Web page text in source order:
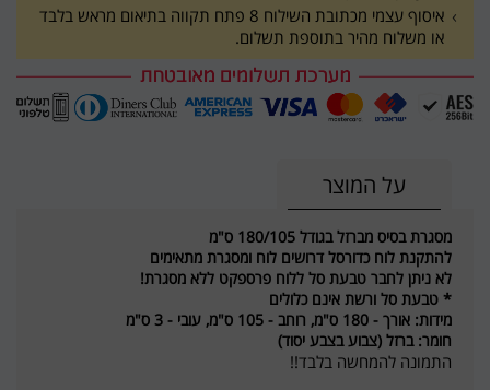
איסוף עצמי מכתובת השילוח 8 פתח תקווה בתיאום מראש בלבד
או משלוח מהיר בתוספת תשלום.
על המוצר
מסגרת בסיס מברזל בגודל 180/105 ס"מ
להתקנת לוח כדורסל דרושים לוח ומסגרת מתאימים
לא ניתן לחבר טבעת סל ללוח פרספקט ללא מסגרת!
* טבעת סל ורשת אינם כלולים
מידות: אורך - 180 ס"מ, רוחב - 105 ס"מ, עובי - 3 ס"מ
חומר: ברזל (צבוע בצבע יסוד)
התמונה להמחשה בלבד!!